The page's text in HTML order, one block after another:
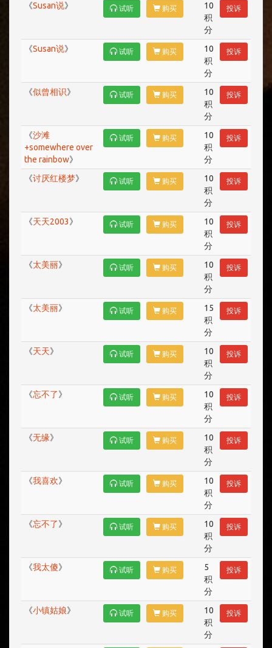
《Susan说》 试听 购买
10
积
分
投诉
《Susan说》 试听 购买
10
积
分
投诉
《似曾相识》 试听 购买
10
积
分
投诉
《沙滩
+somewhere over
the rainbow》
试听 购买
10
积
分
投诉
《讨厌红楼梦》 试听 购买
10
积
分
投诉
《天天2003》 试听 购买
10
积
分
投诉
《太美丽》 试听 购买
10
积
分
投诉
《太美丽》 试听 购买
15
积
分
投诉
《天天》 试听 购买
10
积
分
投诉
《忘不了》 试听 购买
10
积
分
投诉
《无缘》 试听 购买
10
积
分
投诉
《我喜欢》 试听 购买
10
积
分
投诉
《忘不了》 试听 购买
10
积
分
投诉
《我太傻》 试听 购买
5
积
分
投诉
《小镇姑娘》 试听 购买
10
积
分
投诉